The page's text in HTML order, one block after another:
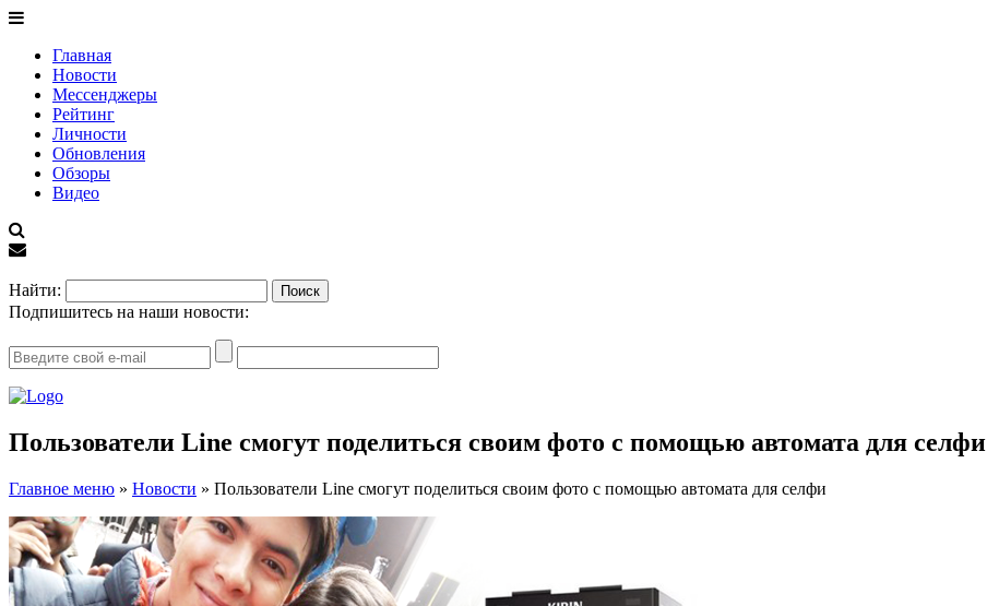
Главная
Новости
Мессенджеры
Рейтинг
Личности
Обновления
Обзоры
Видео
Найти:
Подпишитесь на наши новости:
Пользователи Line смогут поделиться своим фото с помощью автомата для селфи
Главное меню » Новости » Пользователи Line смогут поделиться своим фото с помощью автомата для селфи